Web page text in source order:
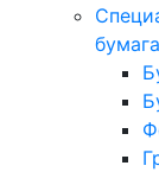
бумага